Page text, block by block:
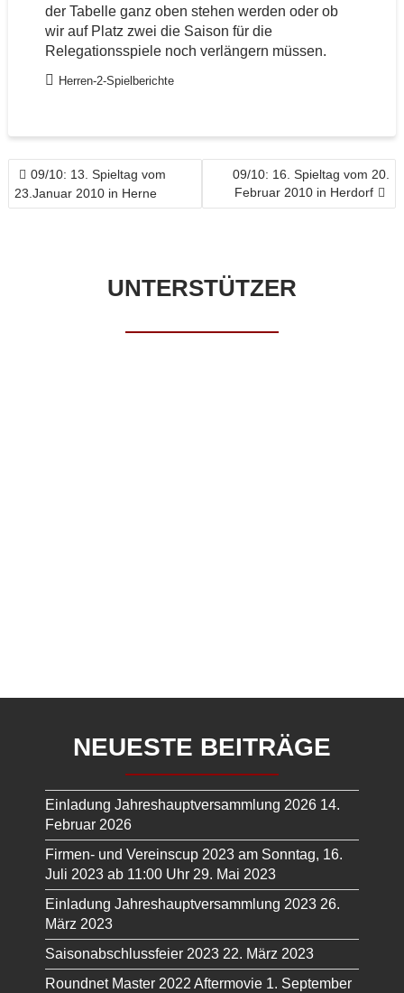
der Tabelle ganz oben stehen werden oder ob
wir auf Platz zwei die Saison für die
Relegationsspiele noch verlängern müssen.
Herren-2-Spielberichte
BEITRAGSNAVIGATION
09/10: 13. Spieltag vom
23.Januar 2010 in Herne
09/10: 16. Spieltag vom 20.
Februar 2010 in Herdorf
UNTERSTÜTZER
NEUESTE BEITRÄGE
Einladung Jahreshauptversammlung 2026 14.
Februar 2026
Firmen- und Vereinscup 2023 am Sonntag, 16.
Juli 2023 ab 11:00 Uhr 29. Mai 2023
Einladung Jahreshauptversammlung 2023 26.
März 2023
Saisonabschlussfeier 2023 22. März 2023
Roundnet Master 2022 Aftermovie 1. September